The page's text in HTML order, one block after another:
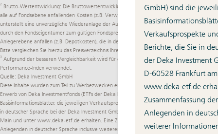
GmbH) sind die
Verkaufsprospekte
Berichte, die Sie in
der Deka Investment
D-60528 Frankfurt
www.deka-etf.de
Zusammenfassung
Anlegenden in
weiterer
2
Brutto-Wertentwicklung: Die Bruttowertentwicklung des Fonds (BVI-Methode) berücksichtigt
alle auf Fondsebene anfallenden Kosten (z.B. Verwaltungsvergütung). Die BVI Methode
unterstellt eine unverzügliche Wiederanlage der Ausschüttungen und abgeführten Steuern
durch den Fondseigentümer zum gültigen Fondspreis. Weitere Kosten können auf
Anlegerebene anfallen (z.B. Depotkosten), die in der Darstellung nicht berücksichtigt werden.
Bitte vergleichen Sie hierzu das Preisverzeichnis Ihrer depotführenden Stelle.
3 Aufgrund der besseren Vergleichbarkeit wird für die Berechnung der Wertentwicklung der
Performance-Index verwendet.
Quelle: Deka Investment GmbH
Diese Inhalte wurden zum Teil zu Werbezwecken erstellt. Alleinverbindliche Grundlage für den
Erwerb von Deka Investmentfonds (ETFs der Deka Investment GmbH) sind die jeweiligen
Basisinformationsblätter, die jeweiligen Verkaufsprospekte und die jeweiligen Berichte, die Sie
in deutscher Sprache bei der Deka Investment GmbH, Lyoner Str. 13, D-60528 Frankfurt am
Main und unter www.deka-etf.de erhalten. Eine Zusammenfassung der Rechte der
Anlegenden in deutscher Sprache inclusive weiterer Informationen zu Instrumenten der